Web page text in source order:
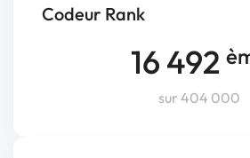
Codeur Rank
16 492
sur 404 000